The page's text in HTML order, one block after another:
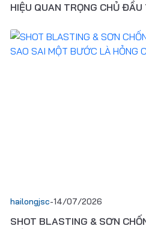
HIỆU QUAN TRỌNG CHỦ
hailongjsc-14/07/2026
SHOT BLASTING & SƠN